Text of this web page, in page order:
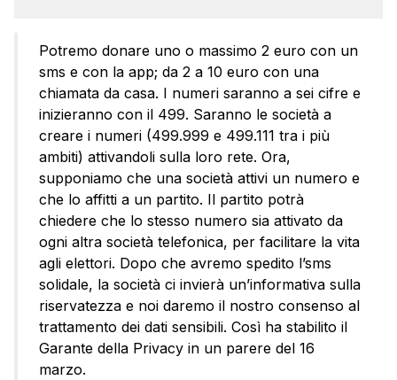
Potremo donare uno o massimo 2 euro con un
sms e con la app; da 2 a 10 euro con una
chiamata da casa. I numeri saranno a sei cifre e
inizieranno con il 499. Saranno le società a
creare i numeri (499.999 e 499.111 tra i più
ambiti) attivandoli sulla loro rete. Ora,
supponiamo che una società attivi un numero e
che lo affitti a un partito. Il partito potrà
chiedere che lo stesso numero sia attivato da
ogni altra società telefonica, per facilitare la vita
agli elettori. Dopo che avremo spedito l’sms
solidale, la società ci invierà un’informativa sulla
riservatezza e noi daremo il nostro consenso al
trattamento dei dati sensibili. Così ha stabilito il
Garante della Privacy in un parere del 16
marzo.